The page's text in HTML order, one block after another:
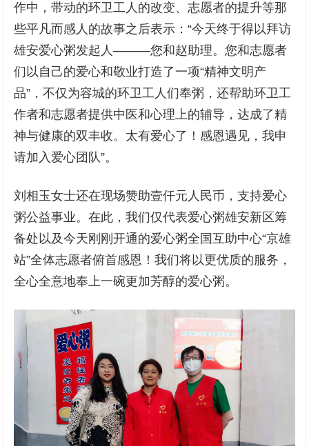
作中，带动的环卫工人的改变、志愿者的提升等那
些平凡而感人的故事之后表示：“今天终于得以拜访
雄安爱心粥发起人———您和赵助理。您和志愿者
们以自己的爱心和敬业打造了一项“精神文明产
品”，不仅为容城的环卫工人们奉粥，还帮助环卫工
作者和志愿者提供中医和心理上的辅导，达成了精
神与健康的双丰收。太有爱心了！感恩遇见，我申
请加入爱心团队”。
刘相玉女士还在现场赞助壹仟元人民币，支持爱心
粥公益事业。在此，我们仅代表爱心粥雄安新区筹
备处以及今天刚刚开通的爱心粥全国互助中心“京雄
站”全体志愿者俯首感恩！我们将以更优质的服务，
全心全意地奉上一碗更加芳醇的爱心粥。